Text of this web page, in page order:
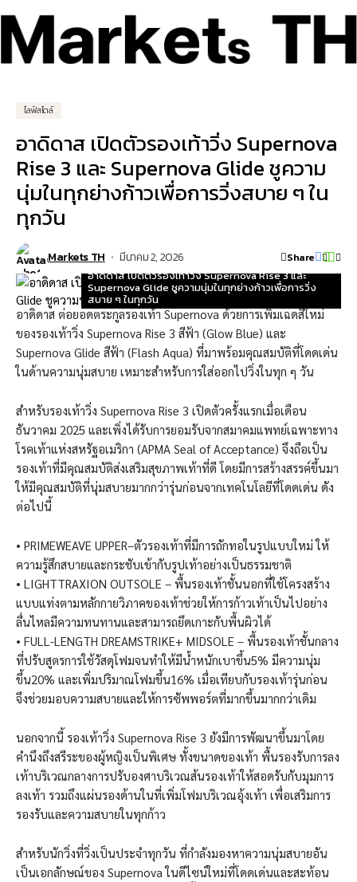
ไลฟ์สไตล์
อาดิดาส เปิดตัวรองเท้าวิ่ง Supernova
Rise 3 และ Supernova Glide ชูความ
นุ่มในทุกย่างก้าวเพื่อการวิ่งสบาย ๆ ใน
ทุกวัน
Markets TH มีนาคม 2, 2026
Share
อาดิดาส เปิดตัวรองเท้าวิ่ง Supernova Rise 3 และ
Supernova Glide ชูความนุ่มในทุกย่างก้าวเพื่อการวิ่ง
สบาย ๆ ในทุกวัน
อาดิดาส ต่อยอดตระกูลรองเท้า Supernova ด้วยการเพิ่มเฉดสีใหม่
ของรองเท้าวิ่ง Supernova Rise 3 สีฟ้า (Glow Blue) และ
Supernova Glide สีฟ้า (Flash Aqua) ที่มาพร้อมคุณสมบัติที่โดดเด่น
ในด้านความนุ่มสบาย เหมาะสำหรับการใส่ออกไปวิ่งในทุก ๆ วัน
สำหรับรองเท้าวิ่ง Supernova Rise 3 เปิดตัวครั้งแรกเมื่อเดือน
ธันวาคม 2025 และเพิ่งได้รับการยอมรับจากสมาคมแพทย์เฉพาะทาง
โรคเท้าแห่งสหรัฐอเมริกา (APMA Seal of Acceptance) จึงถือเป็น
รองเท้าที่มีคุณสมบัติส่งเสริมสุขภาพเท้าที่ดี โดยมีการสร้างสรรค์ขึ้นมา
ให้มีคุณสมบัติที่นุ่มสบายมากกว่ารุ่นก่อนจากเทคโนโลยีที่โดดเด่น ดัง
ต่อไปนี้
• PRIMEWEAVE UPPER–ตัวรองเท้าที่มีการถักทอในรูปแบบใหม่ ให้
ความรู้สึกสบายและกระชับเข้ากับรูปเท้าอย่างเป็นธรรมชาติ
• LIGHTTRAXION OUTSOLE – พื้นรองเท้าชั้นนอกที่ใช้โครงสร้าง
แบบแท่งตามหลักกายวิภาคของเท้าช่วยให้การก้าวเท้าเป็นไปอย่าง
ลื่นไหลมีความทนทานและสามารถยึดเกาะกับพื้นผิวได้
• FULL-LENGTH DREAMSTRIKE+ MIDSOLE – พื้นรองเท้าชั้นกลาง
ที่ปรับสูตรการใช้วัสดุโฟมจนทำให้มีน้ำหนักเบาขึ้น5% มีความนุ่ม
ขึ้น20% และเพิ่มปริมาณโฟมขึ้น16% เมื่อเทียบกับรองเท้ารุ่นก่อน
จึงช่วยมอบความสบายและให้การซัพพอร์ตที่มากขึ้นมากกว่าเดิม
นอกจากนี้ รองเท้าวิ่ง Supernova Rise 3 ยังมีการพัฒนาขึ้นมาโดย
คำนึงถึงสรีระของผู้หญิงเป็นพิเศษ ทั้งขนาดของเท้า พื้นรองรับการลง
เท้าบริเวณกลางการปรับองศาบริเวณส้นรองเท้าให้สอดรับกับมุมการ
ลงเท้า รวมถึงแผ่นรองด้านในที่เพิ่มโฟมบริเวณอุ้งเท้า เพื่อเสริมการ
รองรับและความสบายในทุกก้าว
สำหรับนักวิ่งที่วิ่งเป็นประจำทุกวัน ที่กำลังมองหาความนุ่มสบายอัน
เป็นเอกลักษณ์ของ Supernova ในดีไซน์ใหม่ที่โดดเด่นและสะท้อน